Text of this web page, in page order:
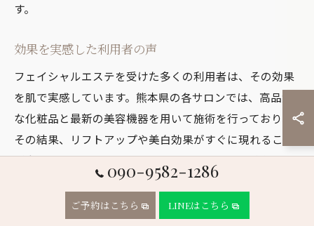
す。
効果を実感した利用者の声
フェイシャルエステを受けた多くの利用者は、その効果
を肌で実感しています。熊本県の各サロンでは、高品質
な化粧品と最新の美容機器を用いて施術を行っており、
その結果、リフトアップや美白効果がすぐに現れること
が多いです。利用者の口コミには、肌のトーンが均一に
なり、透明感が増したという声が多く寄せられていま
す。また、フェイシャルエステを受けることで、顔の輪
090-9582-1286
ご予約はこちら LINEはこちら